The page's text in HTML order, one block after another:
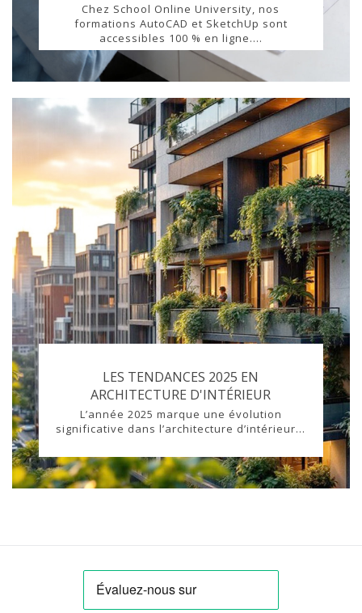
Chez School Online University, nos
formations AutoCAD et SketchUp sont
accessibles 100 % en ligne....
LES TENDANCES 2025 EN
ARCHITECTURE D'INTÉRIEUR
L’année 2025 marque une évolution
significative dans l’architecture d’intérieur...